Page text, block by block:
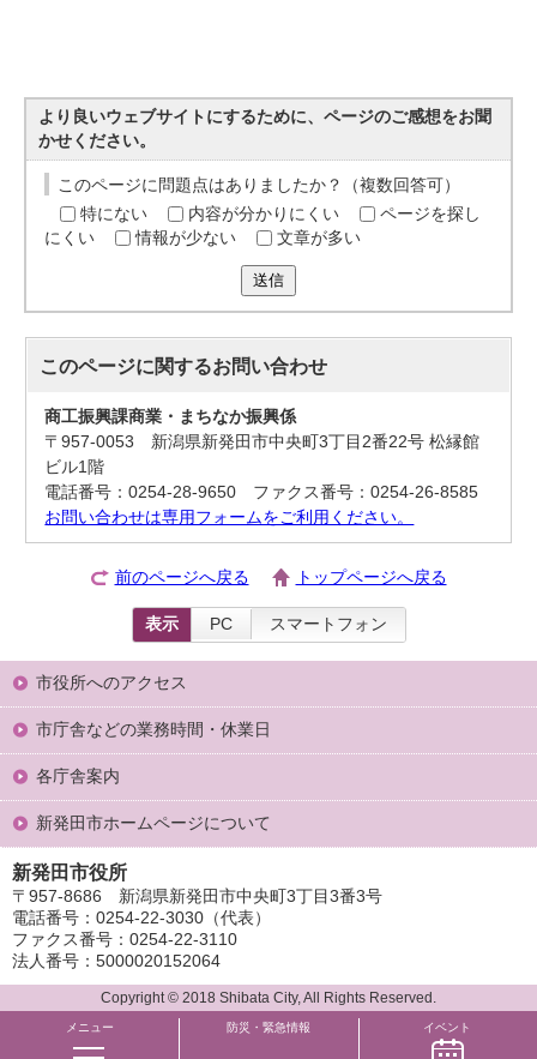
より良いウェブサイトにするために、ページのご感想をお聞
かせください。
このページに問題点はありましたか？（複数回答可）
特にない
内容が分かりにくい
ページを探し
にくい
情報が少ない 文章が多い
送信
このページに関するお問い合わせ
商工振興課商業・まちなか振興係
〒957-0053 新潟県新発田市中央町3丁目2番22号 松縁館
ビル1階
電話番号：0254-28-9650 ファクス番号：0254-26-8585
お問い合わせは専用フォームをご利用ください。
前のページへ戻る トップページへ戻る
表示 PC スマートフォン
メニュー 防災・緊急情報 イベント
市役所へのアクセス
市庁舎などの業務時間・休業日
各庁舎案内
新発田市ホームページについて
新発田市役所
〒957-8686 新潟県新発田市中央町3丁目3番3号
電話番号：0254-22-3030（代表）
ファクス番号：0254-22-3110
法人番号：5000020152064
Copyright © 2018 Shibata City, All Rights Reserved.